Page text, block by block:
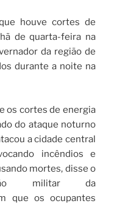
houve cortes de
de quarta-feira na
da região de
durante a noite na
os cortes de energia
do ataque noturno
a cidade central
incêndios e
mortes, disse o
militar da
que os ocupantes